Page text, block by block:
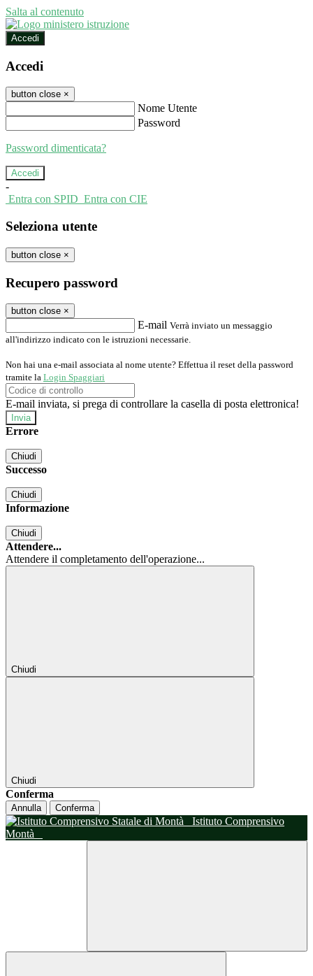
Salta al contenuto
Accedi
Accedi
button close ×
Nome Utente
Password
Password dimenticata?
-
Entra con SPID Entra con CIE
Seleziona utente
button close ×
Recupero password
button close ×
E-mail Verrà inviato un messaggio
all'indirizzo indicato con le istruzioni necessarie.
Non hai una e-mail associata al nome utente? Effettua il reset della password
tramite la Login Spaggiari
E-mail inviata, si prega di controllare la casella di posta elettronica!
Errore
Chiudi
Successo
Chiudi
Informazione
Chiudi
Attendere...
Attendere il completamento dell'operazione...
Chiudi
Chiudi
Conferma
Annulla Conferma
Istituto Comprensivo
Montà